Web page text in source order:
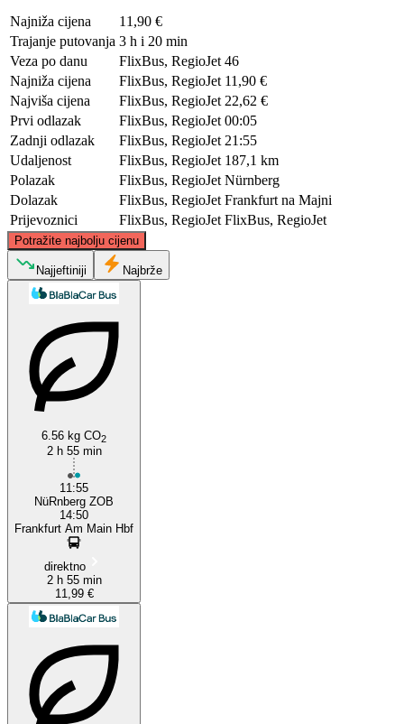
Najniža cijena
11,90 €
Trajanje putovanja 3 h i 20 min
Veza po danu
FlixBus, RegioJet 46
Najniža cijena
FlixBus, RegioJet 11,90 €
Najviša cijena
FlixBus, RegioJet 22,62 €
Prvi odlazak
FlixBus, RegioJet 00:05
Zadnji odlazak
FlixBus, RegioJet 21:55
Udaljenost
FlixBus, RegioJet 187,1 km
Polazak
FlixBus, RegioJet Nürnberg
Dolazak
FlixBus, RegioJet Frankfurt na Majni
Prijevoznici
FlixBus, RegioJet FlixBus, RegioJet
Potražite najbolju cijenu
Frankfurt
©CARTO, ©OpenStreetMapcontributors
Najjeftiniji Najbrže
6.56 kg CO2
2 h 55 min
11:55
NüRnberg ZOB
14:50
Frankfurt Am Main Hbf
direktno
2 h 55 min
11,99 €